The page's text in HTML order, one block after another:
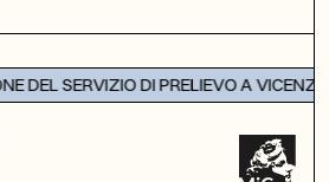
DEL SERVIZIO DI PRELIEVO A VICENZA